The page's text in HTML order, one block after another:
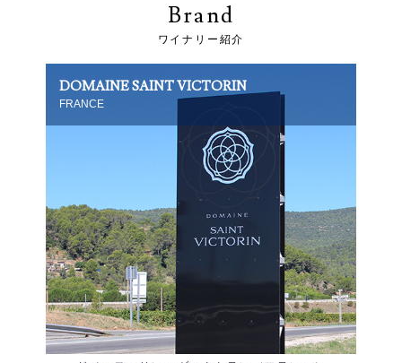
Brand
ワイナリー紹介
DOMAINE SAINT VICTORIN
FRANCE